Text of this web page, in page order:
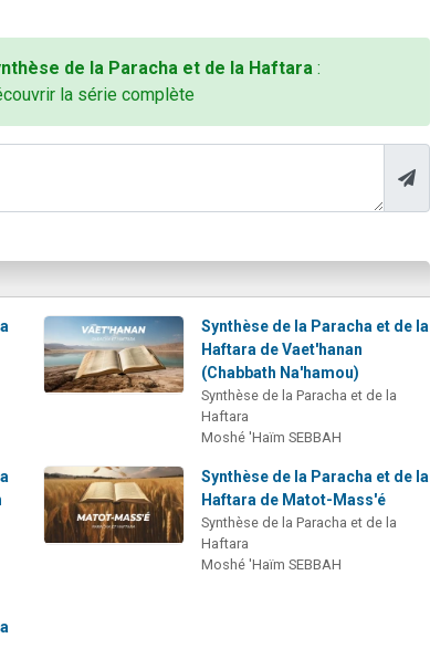
de la Paracha et de la Haftara:
la série complète
Synthèse de la Paracha et de la
Haftara de Vaet'hanan
(Chabbath Na'hamou)
Synthèse de la Paracha et de la
Haftara
Moshé 'Haïm SEBBAH
Synthèse de la Paracha et de la
Haftara de Matot-Mass'é
Synthèse de la Paracha et de la
Haftara
Moshé 'Haïm SEBBAH